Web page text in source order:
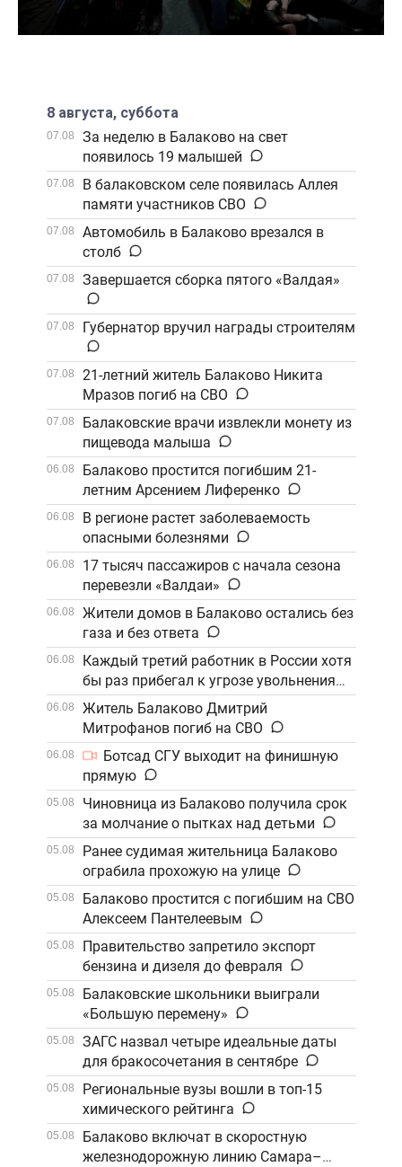
8 августа, суббота
07.08
За неделю в Балаково на свет
появилось 19 малышей
07.08
В балаковском селе появилась Аллея
памяти участников СВО
07.08
Автомобиль в Балаково врезался в
столб
07.08 Завершается сборка пятого «Валдая»
07.08 Губернатор вручил награды строителям
07.08
21-летний житель Балаково Никита
Мразов погиб на СВО
07.08
Балаковские врачи извлекли монету из
пищевода малыша
06.08
Балаково простится погибшим 21-
летним Арсением Лиференко
06.08
В регионе растет заболеваемость
опасными болезнями
06.08
17 тысяч пассажиров с начала сезона
перевезли «Валдаи»
06.08
Жители домов в Балаково остались без
газа и без ответа
06.08
Каждый третий работник в России хотя
бы раз прибегал к угрозе увольнения
06.08
Житель Балаково Дмитрий
Митрофанов погиб на СВО
06.08
Ботсад СГУ выходит на финишную
прямую
05.08
Чиновница из Балаково получила срок
за молчание о пытках над детьми
05.08
Ранее судимая жительница Балаково
ограбила прохожую на улице
05.08
Балаково простится с погибшим на СВО
Алексеем Пантелеевым
05.08
Правительство запретило экспорт
бензина и дизеля до февраля
05.08
Балаковские школьники выиграли
«Большую перемену»
05.08
ЗАГС назвал четыре идеальные даты
для бракосочетания в сентябре
05.08
Региональные вузы вошли в топ-15
химического рейтинга
05.08
Балаково включат в скоростную
железнодорожную линию Самара–